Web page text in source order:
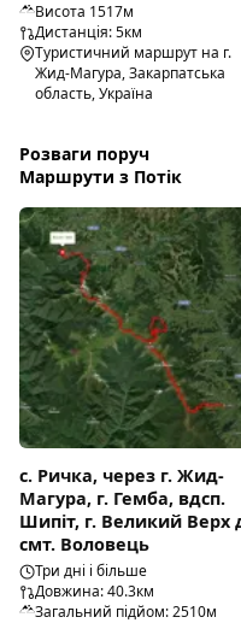
Висота 1517м
Дистанція: 5км
Туристичний маршрут на г.
Жид-Магура, Закарпатська
область, Україна
Розваги поруч
Маршрути з Потік
с. Ричка, через г. Жид-
Магура, г. Гемба, вдсп.
Шипіт, г. Великий Верх
смт. Воловець
Три дні і більше
Довжина: 40.3км
Загальний підйом: 2510м